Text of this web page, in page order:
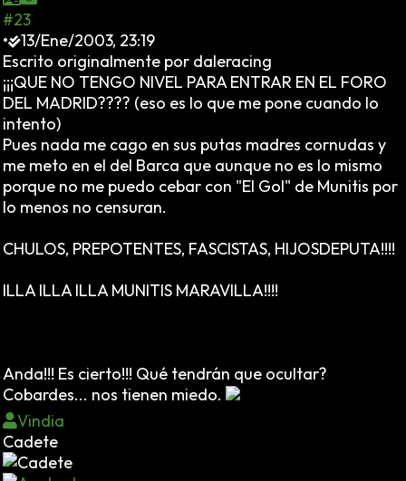
#23
•
13/Ene/2003, 23:19
Escrito originalmente por daleracing
¡¡¡QUE NO TENGO NIVEL PARA ENTRAR EN EL FORO
DEL MADRID???? (eso es lo que me pone cuando lo
intento)
Pues nada me cago en sus putas madres cornudas y
me meto en el del Barca que aunque no es lo mismo
porque no me puedo cebar con "El Gol" de Munitis por
lo menos no censuran.
CHULOS, PREPOTENTES, FASCISTAS, HIJOSDEPUTA!!!!
ILLA ILLA ILLA MUNITIS MARAVILLA!!!!
Anda!!! Es cierto!!! Qué tendrán que ocultar?
Cobardes... nos tienen miedo.
Vindia
Cadete